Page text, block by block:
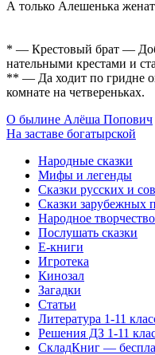
А только Алешенька
* — Крестовый брат —
нательными крестами и
** — Да ходит по гридне
комнате на четвереньках.
О былине Алёша Попович
На заставе богатырской
Народные сказки
Мифы и легенды
Сказки русских и
Сказки зарубежных
Народное творчество
Послушать сказки
Е-книги
Игротека
Кинозал
Загадки
Статьи
Литература 1-11
Решения ДЗ 1-11
СкладКниг —